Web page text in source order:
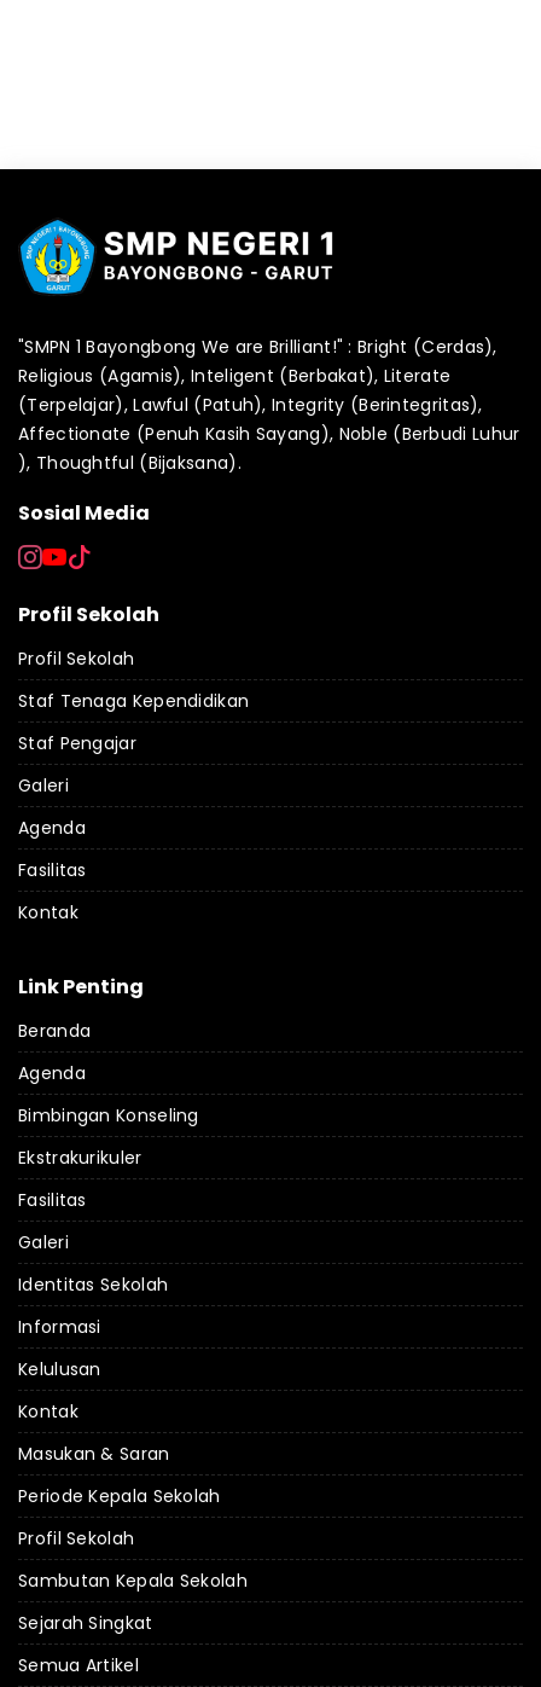
"SMPN 1 Bayongbong We are Brilliant!" : Bright (Cerdas),
Religious (Agamis), Inteligent (Berbakat), Literate
(Terpelajar), Lawful (Patuh), Integrity (Berintegritas),
Affectionate (Penuh Kasih Sayang), Noble (Berbudi Luhur
), Thoughtful (Bijaksana).
Sosial Media
Profil Sekolah
Profil Sekolah
Staf Tenaga Kependidikan
Staf Pengajar
Galeri
Agenda
Fasilitas
Kontak
Link Penting
Beranda
Agenda
Bimbingan Konseling
Ekstrakurikuler
Fasilitas
Galeri
Identitas Sekolah
Informasi
Kelulusan
Kontak
Masukan & Saran
Periode Kepala Sekolah
Profil Sekolah
Sambutan Kepala Sekolah
Sejarah Singkat
Semua Artikel